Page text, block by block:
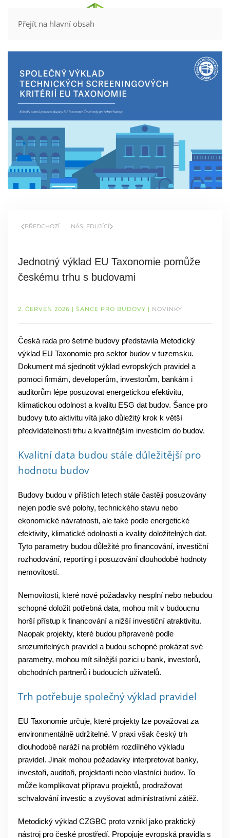
Přejít na hlavní obsah
PŘEDCHOZÍ NÁSLEDUJÍCÍ
Jednotný výklad EU Taxonomie pomůže
českému trhu s budovami
2. ČERVEN 2026 | ŠANCE PRO BUDOVY | NOVINKY
Česká rada pro šetrné budovy představila Metodický
výklad EU Taxonomie pro sektor budov v tuzemsku.
Dokument má sjednotit výklad evropských pravidel a
pomoci firmám, developerům, investorům, bankám i
auditorům lépe posuzovat energetickou efektivitu,
klimatickou odolnost a kvalitu ESG dat budov. Šance pro
budovy tuto aktivitu vítá jako důležitý krok k větší
předvídatelnosti trhu a kvalitnějším investicím do budov.
Kvalitní data budou stále důležitější pro
hodnotu budov
Budovy budou v příštích letech stále častěji posuzovány
nejen podle své polohy, technického stavu nebo
ekonomické návratnosti, ale také podle energetické
efektivity, klimatické odolnosti a kvality doložitelných dat.
Tyto parametry budou důležité pro financování, investiční
rozhodování, reporting i posuzování dlouhodobé hodnoty
nemovitostí.
Nemovitosti, které nové požadavky nesplní nebo nebudou
schopné doložit potřebná data, mohou mít v budoucnu
horší přístup k financování a nižší investiční atraktivitu.
Naopak projekty, které budou připravené podle
srozumitelných pravidel a budou schopné prokázat své
parametry, mohou mít silnější pozici u bank, investorů,
obchodních partnerů i budoucích uživatelů.
Trh potřebuje společný výklad pravidel
EU Taxonomie určuje, které projekty lze považovat za
environmentálně udržitelné. V praxi však český trh
dlouhodobě naráží na problém rozdílného výkladu
pravidel. Jinak mohou požadavky interpretovat banky,
investoři, auditoři, projektanti nebo vlastníci budov. To
může komplikovat přípravu projektů, prodražovat
schvalování investic a zvyšovat administrativní zátěž.
Metodický výklad CZGBC proto vznikl jako praktický
nástroj pro české prostředí. Propojuje evropská pravidla s